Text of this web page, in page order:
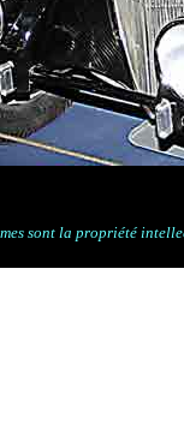
sont la propriété